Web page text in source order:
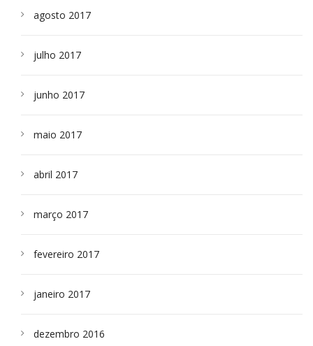
agosto 2017
julho 2017
junho 2017
maio 2017
abril 2017
março 2017
fevereiro 2017
janeiro 2017
dezembro 2016